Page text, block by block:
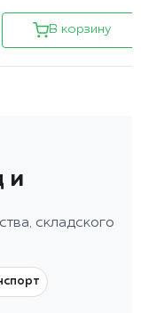
В корзину
и
складского